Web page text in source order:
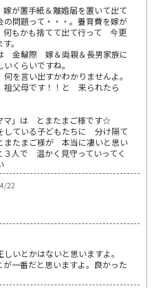
が置手紙＆離婚届を置いて出て
問題って・・・。養育費を嫁が
何もかも捨てて出て行って 今更
。
金輪際 嫁＆両親＆長男家族に
くらいですね。
言い出すかわかりませんよ。
父母です！！と 来られたら
マ」は とまたまご様です☆
ている子どもたちに 分け隔て
たまご様が 本当に凄いと思い
人で 温かく見守っていってく
22
いとかはないと思いますよ。
一番だと思いますよ。良かった